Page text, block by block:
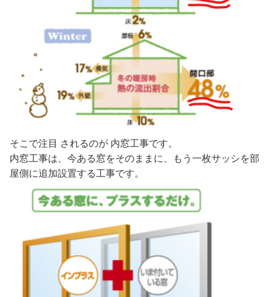
そこで注目 されるのが 内窓工事です。
内窓工事は、今ある窓をそのままに、もう一枚サッシを部
屋側に追加設置する工事です。